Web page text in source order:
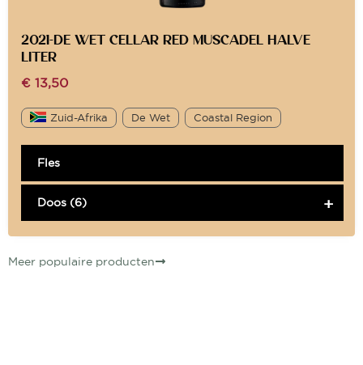
2021-DE WET CELLAR RED MUSCADEL HALVE
LITER
€ 13,50
Zuid-Afrika De Wet Coastal Region
Fles
Doos (6)
Meer populaire producten